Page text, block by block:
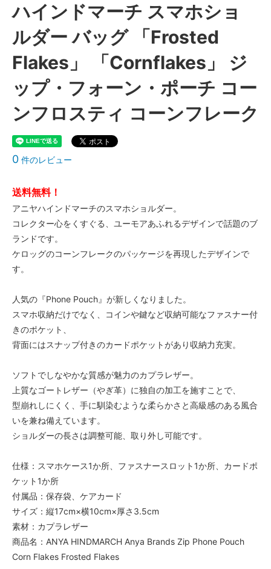
ハインドマーチ スマホショ
ルダー バッグ 「Frosted
Flakes」 「Cornflakes」 ジ
ップ・フォーン・ポーチ コー
ンフロスティ コーンフレーク
0 件のレビュー
送料無料！
アニヤハインドマーチのスマホショルダー。
コレクター心をくすぐる、ユーモアあふれるデザインで話題のブ
ランドです。
ケロッグのコーンフレークのパッケージを再現したデザインで
す。
人気の『Phone Pouch』が新しくなりました。
スマホ収納だけでなく、コインや鍵など収納可能なファスナー付
きのポケット、
背面にはスナップ付きのカードポケットがあり収納力充実。
ソフトでしなやかな質感が魅力のカプラレザー。
上質なゴートレザー（やぎ革）に独自の加工を施すことで、
型崩れしにくく、手に馴染むような柔らかさと高級感のある風合
いを兼ね備えています。
ショルダーの長さは調整可能、取り外し可能です。
仕様：スマホケース1か所、ファスナースロット1か所、カードポ
ケット1か所
付属品：保存袋、ケアカード
サイズ：縦17cm×横10cm×厚さ3.5cm
素材：カプラレザー
商品名：ANYA HINDMARCH Anya Brands Zip Phone Pouch
Corn Flakes Frosted Flakes